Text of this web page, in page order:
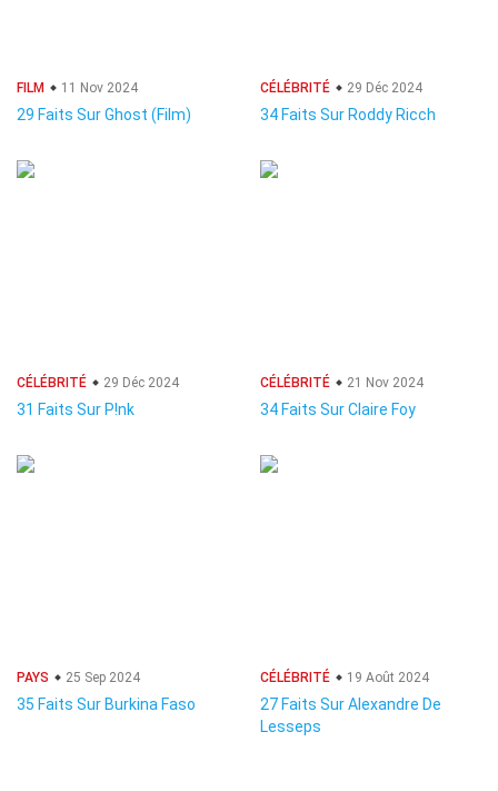
FILM 11 Nov 2024
29 Faits Sur Ghost (Film)
CÉLÉBRITÉ 29 Déc 2024
34 Faits Sur Roddy Ricch
CÉLÉBRITÉ 29 Déc 2024
31 Faits Sur P!nk
CÉLÉBRITÉ 21 Nov 2024
34 Faits Sur Claire Foy
PAYS 25 Sep 2024
35 Faits Sur Burkina Faso
CÉLÉBRITÉ 19 Août 2024
27 Faits Sur Alexandre De
Lesseps